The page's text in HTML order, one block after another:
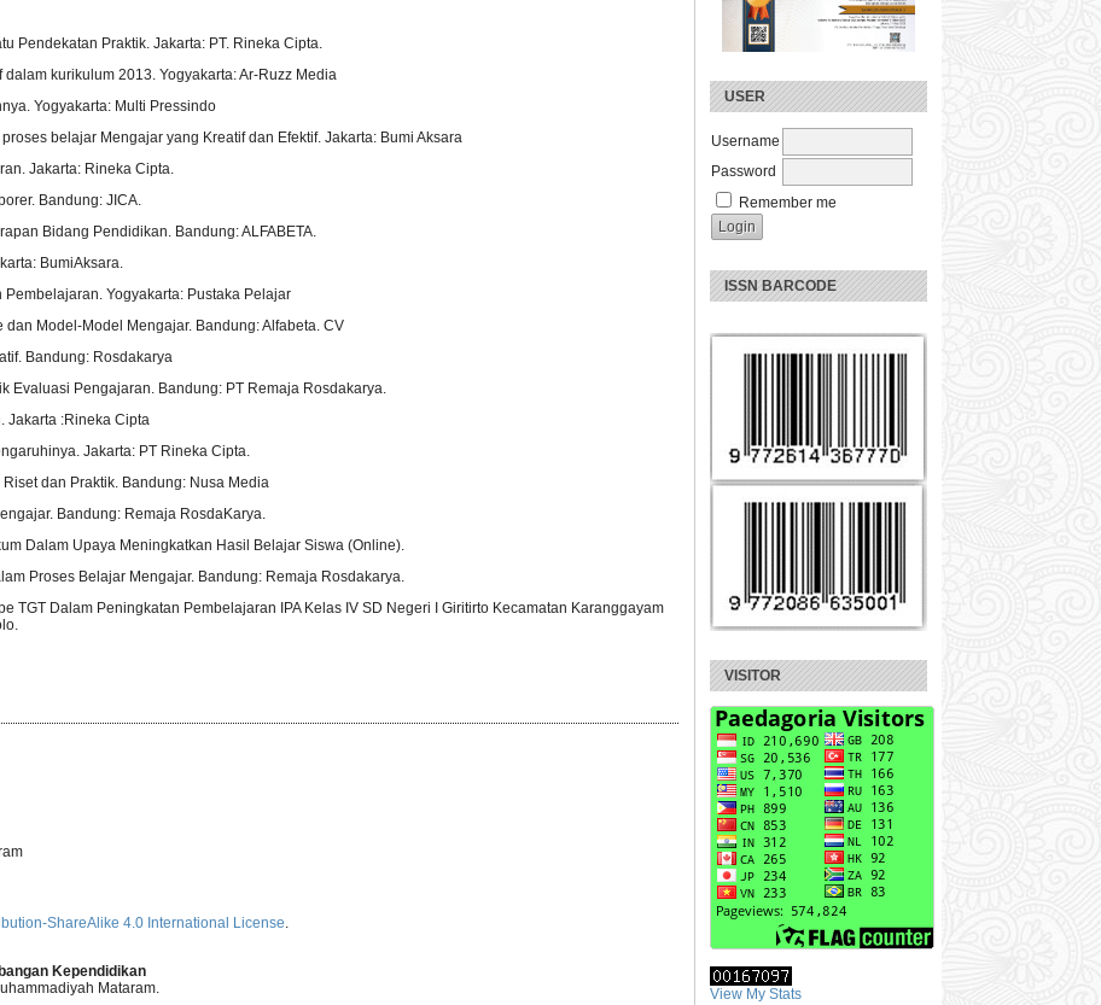
USER
Username
Password
Remember me
ISSN BARCODE
VISITOR
View My Stats
Pendekatan Praktik. Jakarta: PT. Rineka Cipta.
kurikulum 2013. Yogyakarta: Ar-Ruzz Media
Yogyakarta: Multi Pressindo
belajar Mengajar yang Kreatif dan Efektif. Jakarta: Bumi Aksara
Jakarta: Rineka Cipta.
Bandung: JICA.
Bidang Pendidikan. Bandung: ALFABETA.
BumiAksara.
Yogyakarta: Pustaka Pelajar
Model-Model Mengajar. Bandung: Alfabeta. CV
Bandung: Rosdakarya
Evaluasi Pengajaran. Bandung: PT Remaja Rosdakarya.
Jakarta :Rineka Cipta
Jakarta: PT Rineka Cipta.
dan Praktik. Bandung: Nusa Media
Bandung: Remaja RosdaKarya.
Dalam Upaya Meningkatkan Hasil Belajar Siswa (Online).
Proses Belajar Mengajar. Bandung: Remaja Rosdakarya.
TGT Dalam Peningkatan Pembelajaran IPA Kelas IV SD Negeri I Giritirto Kecamatan Karanggayam
ShareAlike 4.0 International License.
Kependidikan
Mataram.